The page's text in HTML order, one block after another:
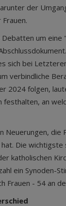
der
um
sich bei
verbindliche
2024 folgen,
festhalten, an
Neuerungen, die
Die
katholischen
ein Synoden-
Frauen - 54 an